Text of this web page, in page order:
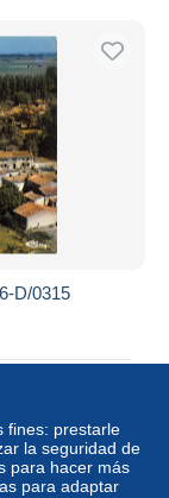
D/0315
fines: prestarle
la seguridad de
para hacer más
para adaptar